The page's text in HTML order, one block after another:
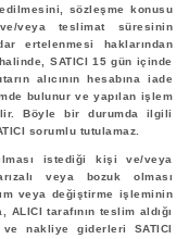
sözleşme konusu
veya teslimat süresinin
ertelenmesi haklarından
SATICI 15 gün içinde
alıcının hesabına iade
bulunur ve yapılan işlem
Böyle bir durumda ilgili
sorumlu tutulamaz.
istediği kişi ve/veya
veya bozuk olması
veya değiştirme işleminin
tarafının teslim aldığı
nakliye giderleri SATICI